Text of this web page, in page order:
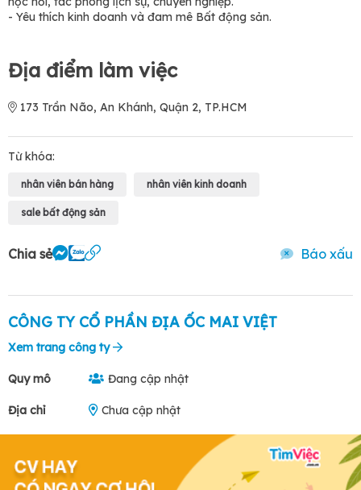
- Yêu thích kinh doanh và đam mê Bất động sản.
Địa điểm làm việc
173 Trần Não, An Khánh, Quận 2, TP.HCM
Từ khóa:
nhân viên bán hàng nhân viên kinh doanh
sale bất động sản
Chia sẻ Báo xấu
CÔNG TY CỔ PHẦN ĐỊA ỐC MAI VIỆT
Xem trang công ty
Quy mô Đang cập nhật
Địa chỉ Chưa cập nhật